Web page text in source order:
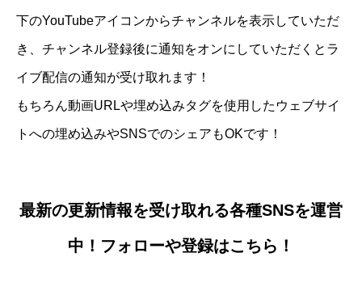
下のYouTubeアイコンからチャンネルを表示していただ
き、チャンネル登録後に通知をオンにしていただくとラ
イブ配信の通知が受け取れます！
もちろん動画URLや埋め込みタグを使用したウェブサイ
トへの埋め込みやSNSでのシェアもOKです！
最新の更新情報を受け取れる各種SNSを運営
中！フォローや登録はこちら！